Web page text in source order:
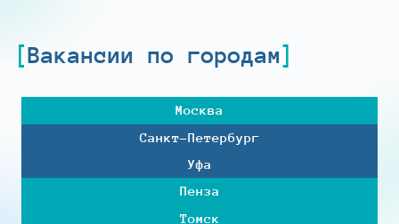
Вакансии по городам
Москва
Санкт-Петербург
Уфа
Пенза
Томск